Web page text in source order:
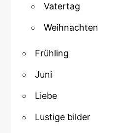
Vatertag
Weihnachten
Frühling
Juni
Liebe
Lustige bilder